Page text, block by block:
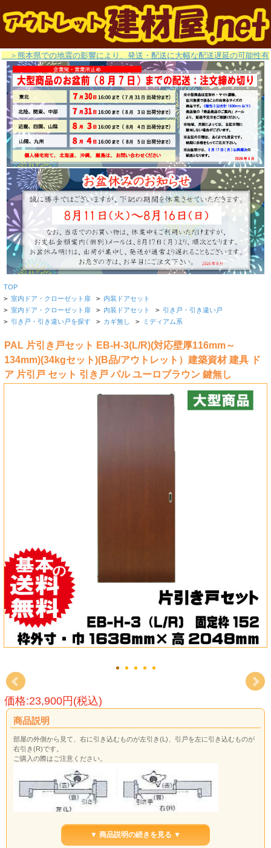
＞熊本県での地震の影響により、発送・配送に大幅な配送遅延の可能性有
TOP
> 室内ドア・クローゼット扉 > 内装ドアセット
> 室内ドア・クローゼット扉 > 内装ドアセット > 引き戸・引き違い戸
> 引き戸・引き違い戸を探す > カギ無し > ミディアム系
PAL 片引き戸セット EB-H-3(L/R)(対応壁厚116mm～
134mm)(34kgセット)(B品/アウトレット）建築資材 建具 ド
ア 片引戸 セット 引き戸 パル ユーロブラウン 鍵無し
価格:23,900円(税込)
商品説明
部屋の外側から見て、右に引き込むものが左引き(L)、引戸を左に引き込むものが
右引き(R)です。
ご購入の際はご注意ください。
※本来、敷居（レール）の色は、床の色に合わせる為、ドア本体の色と敷居の色
は、違いますので、ご確認の上、ご購入下さい。
▼ 商品説明の続きを見る ▼